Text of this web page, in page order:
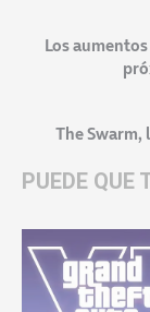
Los
The Swarm,
PUEDE QUE